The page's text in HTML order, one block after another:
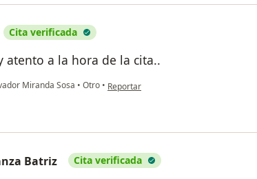
Cita verificada
atento a la hora de la cita..
Miranda Sosa • Otro • en opinión del usuario Maria del socorro
Reportar
Batriz Cita verificada